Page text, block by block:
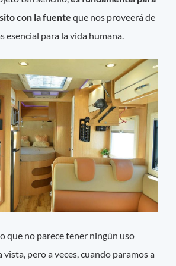
con la fuente que nos proveerá de
esencial para la vida humana.
que no parece tener ningún uso
pero a veces, cuando paramos a